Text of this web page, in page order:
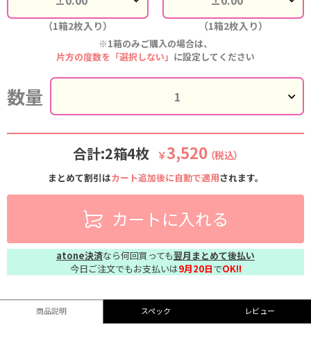
（1箱2枚入り） （1箱2枚入り）
※1箱のみご購入の場合は、
片方の度数を「選択しない」 に設定してください
数量
合計:2箱4枚 ￥3,520 （税込）
まとめて割引はカート追加後に自動で適用されます。
カートに入れる
atone決済なら何回買っても翌月まとめて後払い
今日ご注文でもお支払いは9月20日でOK!!
商品説明 スペック レビュー